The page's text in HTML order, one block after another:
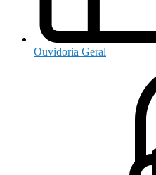
Ouvidoria Geral